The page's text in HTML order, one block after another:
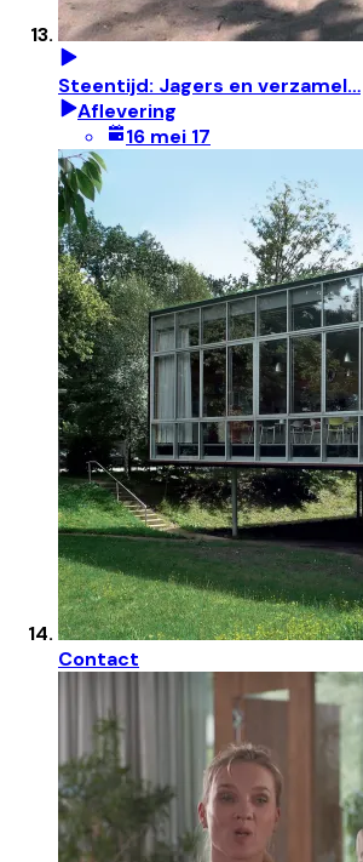
Steentijd: Jagers en verzamel…
Aflevering
16 mei 17
Contact